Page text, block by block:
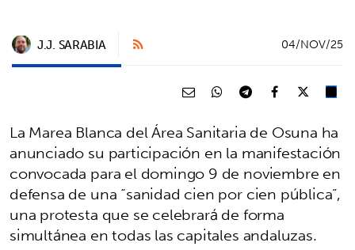
J.J. SARABIA 04/NOV/25
La Marea Blanca del Área Sanitaria de Osuna ha
anunciado su participación en la manifestación
convocada para el domingo 9 de noviembre en
defensa de una “sanidad cien por cien pública”,
una protesta que se celebrará de forma
simultánea en todas las capitales andaluzas.